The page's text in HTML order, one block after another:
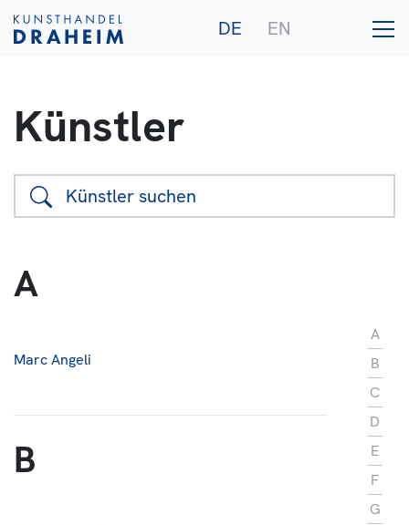
DE EN
Künstler
Ankauf
Kontakt
Künstler
A
Marc Angeli
B
A
B
C
D
E
F
G